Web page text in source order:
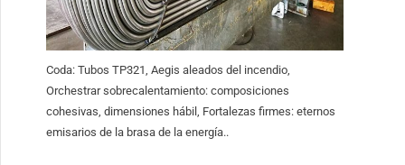
Coda: Tubos TP321, Aegis aleados del incendio,
Orchestrar sobrecalentamiento: composiciones
cohesivas, dimensiones hábil, Fortalezas firmes: eternos
emisarios de la brasa de la energía..